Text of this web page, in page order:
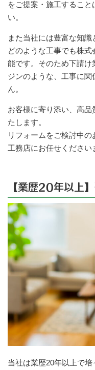
をご提案・施工するこ
い。
また当社には豊富な知識
どのような工事でも株
能です。そのため下請
ジンのような、工事に
ん。
お客様に寄り添い、高
たします。
リフォームをご検討中
工務店にお任せください
【業歴20年以上
当社は業歴20年以上で